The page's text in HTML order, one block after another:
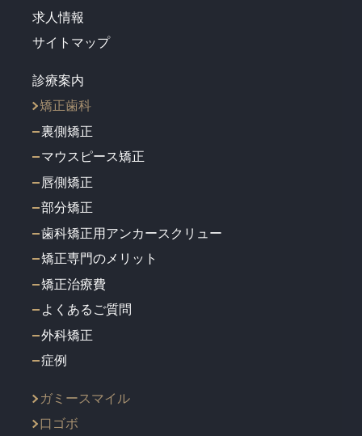
求人情報
サイトマップ
診療案内
矯正歯科
裏側矯正
マウスピース矯正
唇側矯正
部分矯正
歯科矯正用アンカースクリュー
矯正専門のメリット
矯正治療費
よくあるご質問
外科矯正
症例
ガミースマイル
口ゴボ